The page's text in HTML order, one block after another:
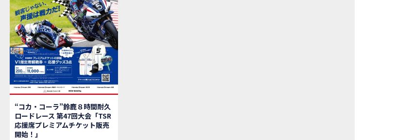
“コカ・コーラ”鈴鹿８時間耐久
ロードレース 第47回大会「TSR
応援席プレミアムチケット販売
開始！」